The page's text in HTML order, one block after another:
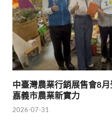
中臺灣農業行銷展售會8
嘉義市農業新實力
2026-07-31